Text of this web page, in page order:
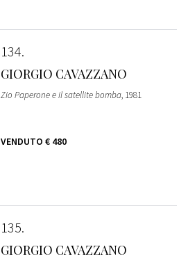
134
GIORGIO CAVAZZANO
Zio Paperone e il satellite bomba, 1981
VENDUTO € 480
135
GIORGIO CAVAZZANO